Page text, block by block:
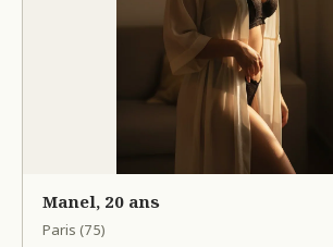
Manel, 20 ans
Paris (75)